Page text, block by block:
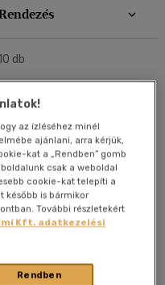
db
Hans Fluri
az ízléséhez minél
ajánlani, arra kérjük,
kat a „Rendben” gomb
csak a weboldal
cookie-kat telepíti a
később is bármikor
További részletekért
Kft. adatkezelési
Rendben